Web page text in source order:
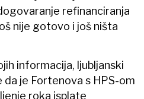
refinanciranja
nije gotovo i još ništa
informacija, ljubljanski
da je Fortenova s HPS-om
roka isplate